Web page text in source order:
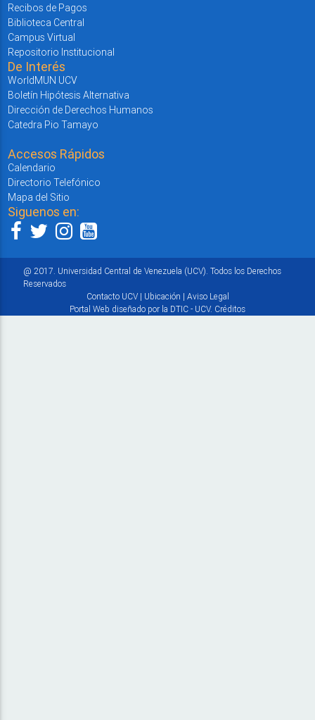
Recibos de Pagos
Biblioteca Central
Campus Virtual
Repositorio Institucional
De Interés
WorldMUN UCV
Boletín Hipótesis Alternativa
Dirección de Derechos Humanos
Catedra Pio Tamayo
Accesos Rápidos
Calendario
Directorio Telefónico
Mapa del Sitio
Siguenos en:
@ 2017. Universidad Central de Venezuela (UCV). Todos los Derechos
Reservados
Contacto UCV| Ubicación | Aviso Legal
Portal Web diseñado por la DTIC - UCV. Créditos